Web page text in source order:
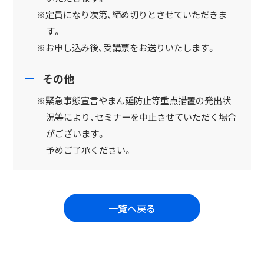
※定員になり次第、締め切りとさせていただきま
す。
※お申し込み後、受講票をお送りいたします。
その他
※緊急事態宣言やまん延防止等重点措置の発出状
況等により、セミナーを中止させていただく場合
がございます。
予めご了承ください。
一覧へ戻る